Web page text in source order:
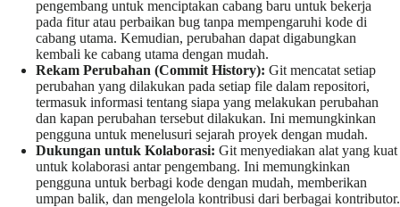
pengembang untuk menciptakan cabang baru untuk bekerja
pada fitur atau perbaikan bug tanpa mempengaruhi kode di
cabang utama. Kemudian, perubahan dapat digabungkan
kembali ke cabang utama dengan mudah.
Rekam Perubahan (Commit History): Git mencatat setiap
perubahan yang dilakukan pada setiap file dalam repositori,
termasuk informasi tentang siapa yang melakukan perubahan
dan kapan perubahan tersebut dilakukan. Ini memungkinkan
pengguna untuk menelusuri sejarah proyek dengan mudah.
Dukungan untuk Kolaborasi: Git menyediakan alat yang kuat
untuk kolaborasi antar pengembang. Ini memungkinkan
pengguna untuk berbagi kode dengan mudah, memberikan
umpan balik, dan mengelola kontribusi dari berbagai kontributor.